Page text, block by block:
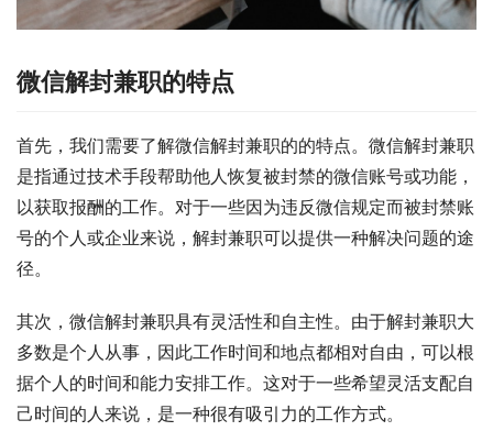
微信解封兼职的特点
首先，我们需要了解微信解封兼职的的特点。微信解封兼职
是指通过技术手段帮助他人恢复被封禁的微信账号或功能，
以获取报酬的工作。对于一些因为违反微信规定而被封禁账
号的个人或企业来说，解封兼职可以提供一种解决问题的途
径。
其次，微信解封兼职具有灵活性和自主性。由于解封兼职大
多数是个人从事，因此工作时间和地点都相对自由，可以根
据个人的时间和能力安排工作。这对于一些希望灵活支配自
己时间的人来说，是一种很有吸引力的工作方式。